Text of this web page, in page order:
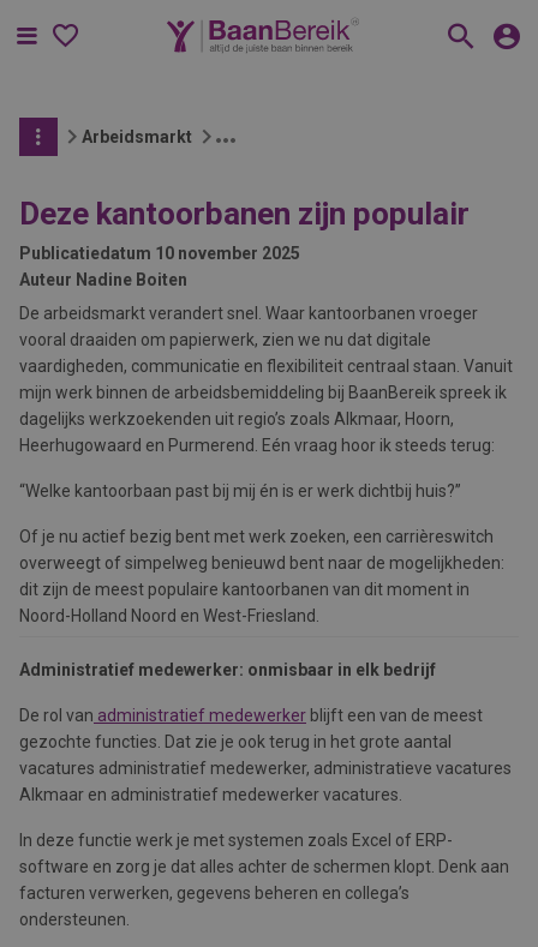
Menu
Arbeidsmarkt
Deze kantoorbanen zijn populair
Publicatiedatum 10 november 2025
Auteur Nadine Boiten
De arbeidsmarkt verandert snel. Waar kantoorbanen vroeger
vooral draaiden om papierwerk, zien we nu dat digitale
vaardigheden, communicatie en flexibiliteit centraal staan. Vanuit
mijn werk binnen de arbeidsbemiddeling bij BaanBereik spreek ik
dagelijks werkzoekenden uit regio’s zoals Alkmaar, Hoorn,
Heerhugowaard en Purmerend. Eén vraag hoor ik steeds terug:
“Welke kantoorbaan past bij mij én is er werk dichtbij huis?”
Of je nu actief bezig bent met werk zoeken, een carrièreswitch
overweegt of simpelweg benieuwd bent naar de mogelijkheden:
dit zijn de meest populaire kantoorbanen van dit moment in
Noord-Holland Noord en West-Friesland.
Administratief medewerker: onmisbaar in elk bedrijf
De rol van administratief medewerker blijft een van de meest
gezochte functies. Dat zie je ook terug in het grote aantal
vacatures administratief medewerker, administratieve vacatures
Alkmaar en administratief medewerker vacatures.
In deze functie werk je met systemen zoals Excel of ERP-
software en zorg je dat alles achter de schermen klopt. Denk aan
facturen verwerken, gegevens beheren en collega’s
ondersteunen.